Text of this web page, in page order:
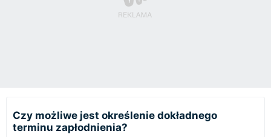
Czy możliwe jest określenie dokładnego
terminu zapłodnienia?